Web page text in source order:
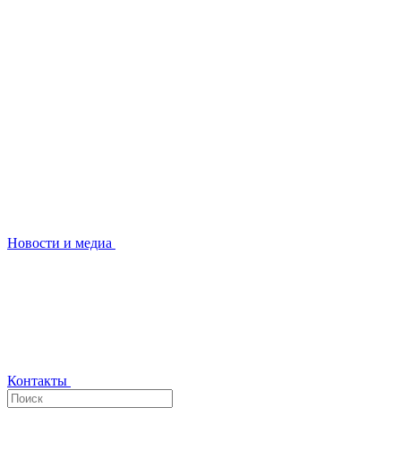
Новости и медиа
Контакты